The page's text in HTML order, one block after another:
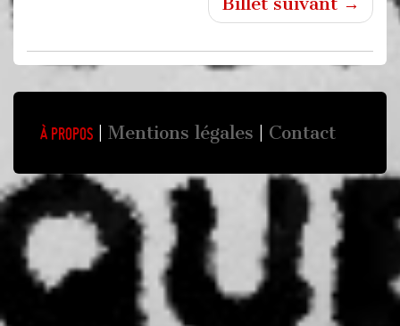
À propos Mentions légales Contact